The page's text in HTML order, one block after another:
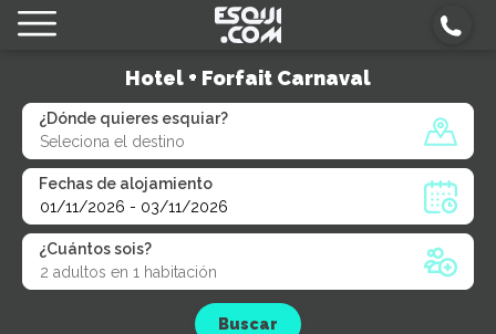
Hotel + Forfait Carnaval
¿Dónde quieres esquiar?
Fechas de alojamiento
¿Cuántos sois?
Buscar